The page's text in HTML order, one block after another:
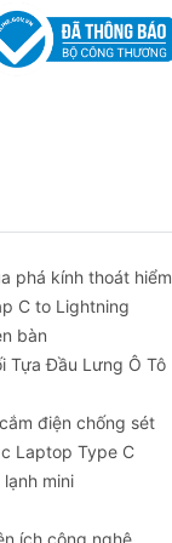
phá kính thoát hiểm
C to Lightning
bàn
Tựa Đầu Lưng Ô Tô
điện chống sét
Laptop Type C
lạnh mini
ích công nghệ